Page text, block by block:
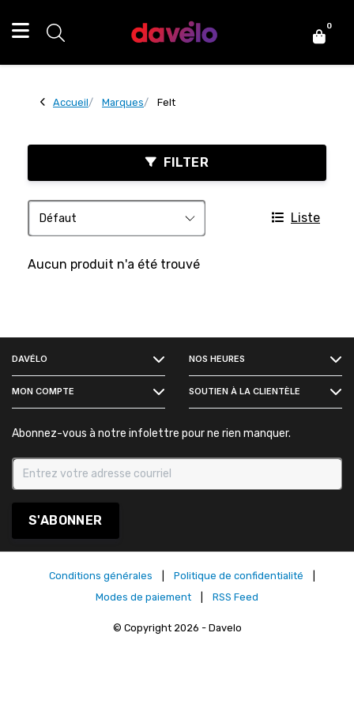
0
Accueil Marques Felt
FILTER
Liste
Aucun produit n'a été trouvé
DAVÉLO NOS HEURES
MON COMPTE SOUTIEN À LA CLIENTÈLE
Abonnez-vous à notre infolettre pour ne rien manquer.
S'ABONNER
Conditions générales Politique de confidentialité
Modes de paiement
RSS Feed
© Copyright 2026 - Davelo